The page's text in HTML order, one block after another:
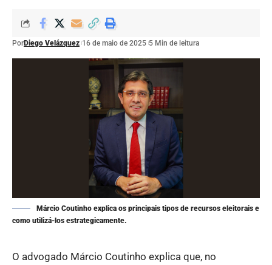
PorDiego Velázquez 16 de maio de 2025 5 Min de leitura
Márcio Coutinho explica os principais tipos de recursos eleitorais e
como utilizá-los estrategicamente.
O advogado Márcio Coutinho explica que, no